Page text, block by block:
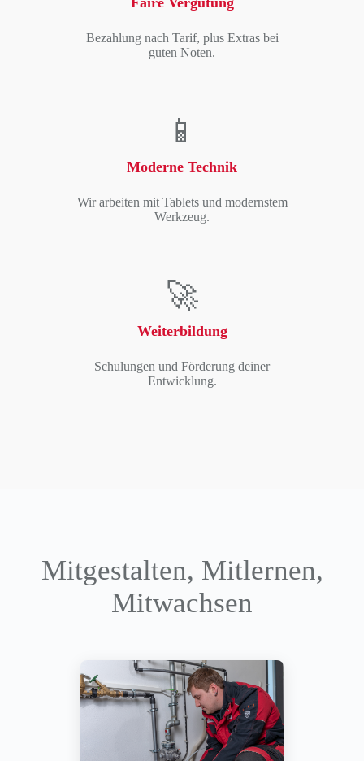
Bezahlung nach Tarif, plus Extras bei
guten Noten.
📱
Moderne Technik
Wir arbeiten mit Tablets und modernstem
Werkzeug.
🚀
Weiterbildung
Schulungen und Förderung deiner
Entwicklung.
Mitgestalten, Mitlernen,
Mitwachsen